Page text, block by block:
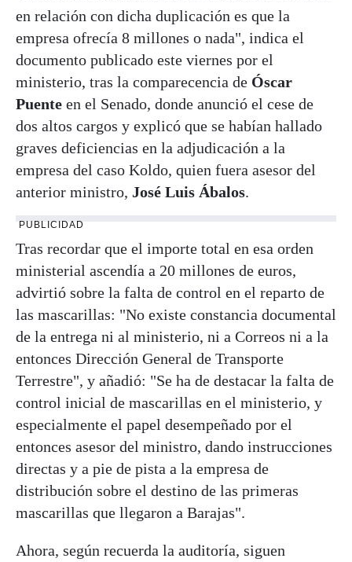
en relación con dicha duplicación es que la
empresa ofrecía 8 millones o nada", indica el
documento publicado este viernes por el
ministerio, tras la comparecencia de Óscar
Puente en el Senado, donde anunció el cese de
dos altos cargos y explicó que se habían hallado
graves deficiencias en la adjudicación a la
empresa del caso Koldo, quien fuera asesor del
anterior ministro, José Luis Ábalos.
PUBLICIDAD
Tras recordar que el importe total en esa orden
ministerial ascendía a 20 millones de euros,
advirtió sobre la falta de control en el reparto de
las mascarillas: "No existe constancia documental
de la entrega ni al ministerio, ni a Correos ni a la
entonces Dirección General de Transporte
Terrestre", y añadió: "Se ha de destacar la falta de
control inicial de mascarillas en el ministerio, y
especialmente el papel desempeñado por el
entonces asesor del ministro, dando instrucciones
directas y a pie de pista a la empresa de
distribución sobre el destino de las primeras
mascarillas que llegaron a Barajas".
Ahora, según recuerda la auditoría, siguen